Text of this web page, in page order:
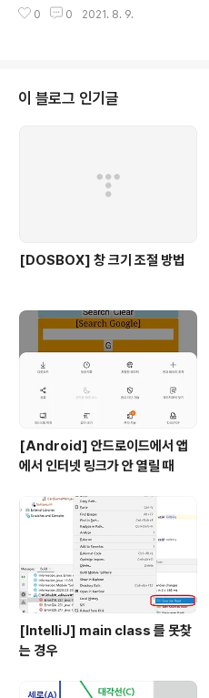
0 0 2021. 8. 9.
이 블로그 인기글
[DOSBOX] 창 크기 조절 방법
[Android] 안드로이드에서 앱
에서 인터넷 링크가 안 열릴 때
[IntelliJ] main class 를 못찾
는 경우